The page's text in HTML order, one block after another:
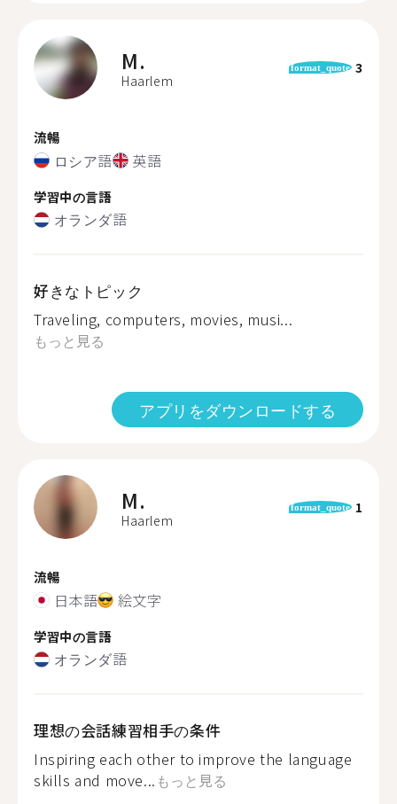
M.
Haarlem
format_quote 3
流暢
ロシア語 英語
学習中の言語
オランダ語
好きなトピック
Traveling, computers, movies, musi...
もっと見る
アプリをダウンロードする
M.
Haarlem
format_quote 1
流暢
日本語 絵文字
学習中の言語
オランダ語
理想の会話練習相手の条件
Inspiring each other to improve the language
skills and move... もっと見る